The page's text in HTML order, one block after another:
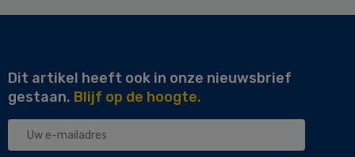
Dit artikel heeft ook in onze nieuwsbrief
gestaan. Blijf op de hoogte.
Uw